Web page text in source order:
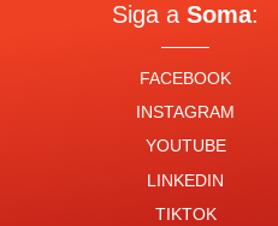
Siga aSoma:
FACEBOOK
INSTAGRAM
YOUTUBE
LINKEDIN
TIKTOK